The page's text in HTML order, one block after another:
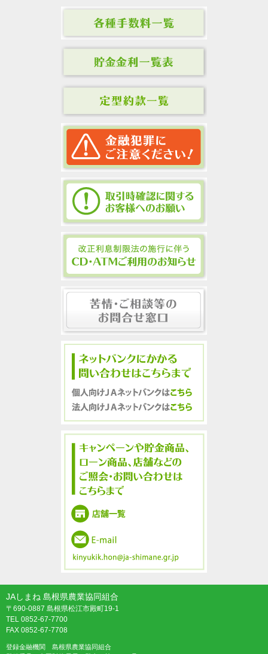
JAしまね 島根県農業協同組合
〒690-0887 島根県松江市殿町19-1
TEL 0852-67-7700
FAX 0852-67-7708
登録金融機関 島根県農業協同組合